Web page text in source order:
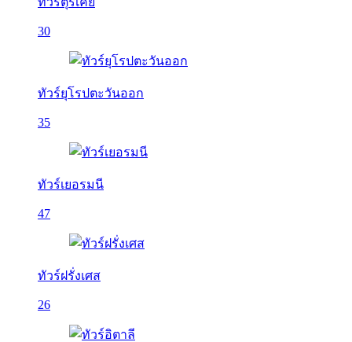
30
ทัวร์ยุโรปตะวันออก
35
ทัวร์เยอรมนี
47
ทัวร์ฝรั่งเศส
26